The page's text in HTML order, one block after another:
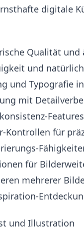
digitale
Qualität und
und
und Typografie
mit
Features
Kontrollen für
für
mehrerer
und Illustration